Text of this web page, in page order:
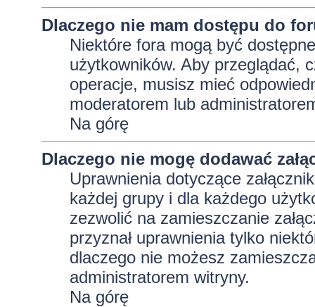
Dlaczego nie mam dostępu do
Niektóre fora mogą być
użytkowników. Aby przeglądać,
operacje, musisz mieć
moderatorem lub
Na górę
Dlaczego nie mogę dodawać
Uprawnienia dotyczące
każdej grupy i dla każdego
zezwolić na zamieszczanie
przyznał uprawnienia tylko
dlaczego nie możesz
administratorem witryny.
Na górę